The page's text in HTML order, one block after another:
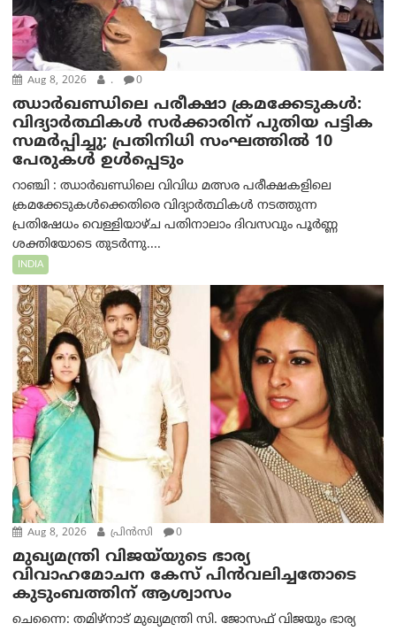
Aug 8, 2026 . 0
ഝാര്‍ഖണ്ഡിലെ പരീക്ഷാ ക്രമക്കേടുകള്‍:
വിദ്യാർത്ഥികൾ സർക്കാരിന് പുതിയ പട്ടിക
സമർപ്പിച്ചു; പ്രതിനിധി സംഘത്തിൽ 10
പേരുകൾ ഉൾപ്പെടും
റാഞ്ചി : ഝാർഖണ്ഡിലെ വിവിധ മത്സര പരീക്ഷകളിലെ
ക്രമക്കേടുകൾക്കെതിരെ വിദ്യാർത്ഥികൾ നടത്തുന്ന
പ്രതിഷേധം വെള്ളിയാഴ്ച പതിനാലാം ദിവസവും പൂർണ്ണ
ശക്തിയോടെ തുടർന്നു....
INDIA
Aug 8, 2026 പ്രിന്‍സി 0
മുഖ്യമന്ത്രി വിജയ്‌യുടെ ഭാര്യ
വിവാഹമോചന കേസ് പിൻവലിച്ചതോടെ
കുടുംബത്തിന് ആശ്വാസം
ചെന്നൈ: തമിഴ്‌നാട് മുഖ്യമന്ത്രി സി. ജോസഫ് വിജയും ഭാര്യ